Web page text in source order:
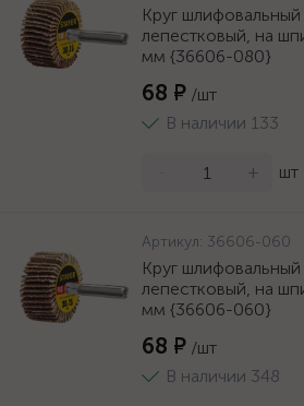
Круг шлифовальный
лепестковый, на
мм {36606-080}
68 ₽ /шт
В наличии 133
+ шт
Артикул: 36606-060
Круг шлифовальный
лепестковый, на
мм {36606-060}
68 ₽ /шт
В наличии 348